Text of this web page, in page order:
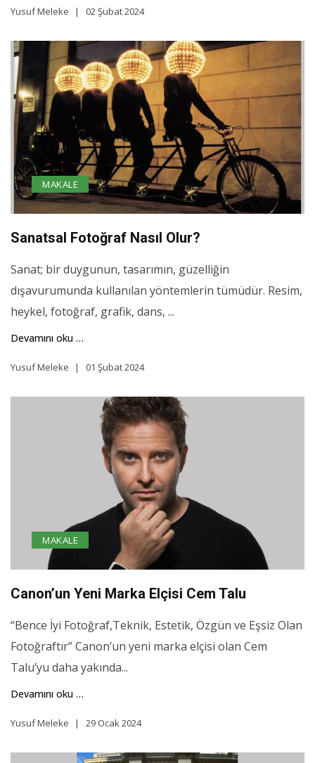
Yusuf Meleke 02 Şubat 2024
MAKALE
Sanatsal Fotoğraf Nasıl Olur?
Sanat; bir duygunun, tasarımın, güzelliğin
dışavurumunda kullanılan yöntemlerin tümüdür. Resim,
heykel, fotoğraf, grafik, dans, ...
Devamını oku …
Yusuf Meleke 01 Şubat 2024
MAKALE
Canon’un Yeni Marka Elçisi Cem Talu
“Bence İyi Fotoğraf,Teknik, Estetik, Özgün ve Eşsiz Olan
Fotoğraftır” Canon’un yeni marka elçisi olan Cem
Talu’yu daha yakında...
Devamını oku …
Yusuf Meleke 29 Ocak 2024